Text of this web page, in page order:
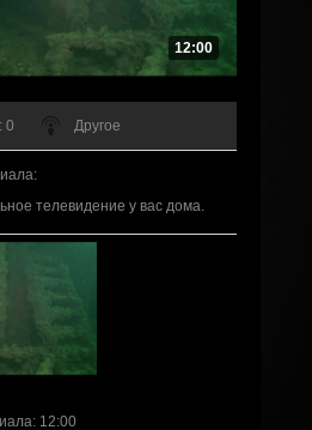
12:00
: 0 Другое
:
телевидение у вас дома.
: 12:00